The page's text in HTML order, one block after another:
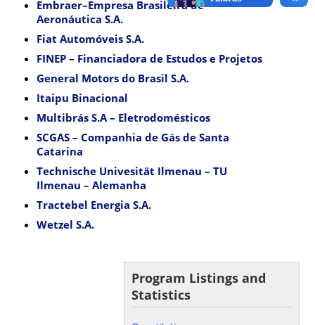
Embraer–Empresa Brasileira de
Aeronáutica S.A.
Fiat Automóveis S.A.
FINEP – Financiadora de Estudos e Projetos
General Motors do Brasil S.A.
Itaipu Binacional
Multibrás S.A – Eletrodomésticos
SCGAS – Companhia de Gás de Santa
Catarina
Technische Univesität Ilmenau – TU
Ilmenau – Alemanha
Tractebel Energia S.A.
Wetzel S.A.
Program Listings and
Statistics